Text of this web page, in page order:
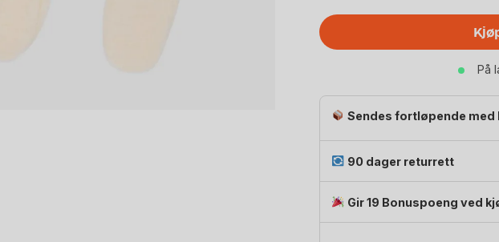
100%
Ubehandlet
Baby
Mittens
Onesize
mnd)
På
Sendes fortløpende med
90 dager returrett
Gir 19 Bonuspoeng ved